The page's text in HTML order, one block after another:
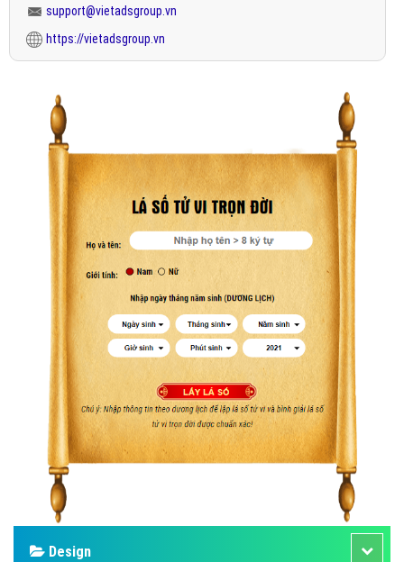
support@vietadsgroup.vn
https://vietadsgroup.vn
Design